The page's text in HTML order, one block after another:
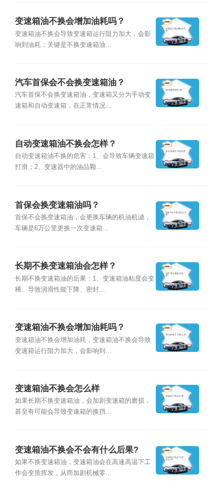
变速箱油不换会增加油耗吗？
变速箱油不换会导致变速箱运行阻力加大，会影
响到油耗；关键是不换变速箱油...
汽车首保会不会换变速箱油？
汽车首保不会换变速箱油，变速箱又分为手动变
速箱和自动变速箱，在正常情况...
自动变速箱油不换会怎样？
自动变速箱油不换的危害：1、会导致车辆变速箱
打滑；2、变速器中的油品颗...
首保会换变速箱油吗？
首保不会换变速箱油，会更换车辆的机油机滤，
车辆是6万公里更换一次变速箱...
长期不换变速箱油会怎样？
长期不换变速箱油的后果：1、变速箱油粘度会变
稀、导致润滑性能下降、密封...
变速箱油不换会增加油耗吗？
变速箱油不换会增加油耗，变速箱油不换会导致
变速箱运行阻力加大，会影响到...
变速箱油不换会怎么样
如果长期不换变速箱油，会加剧变速箱的磨损，
甚至有可能会导致变速箱的换挡...
变速箱油不换会不会有什么后果?
如果不换变速箱油，变速箱油会在高速高温下工
作会变质挥发，从而加剧机械零...